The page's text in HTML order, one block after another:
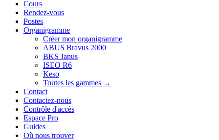
Cours
Rendez-vous
Postes
Organigramme
Créer mon organigramme
ABUS Bravus 2000
BKS Janus
ISEO R6
Keso
Toutes les gammes →
Contact
Contactez-nous
Contrôle d'accès
Espace Pro
Guides
Où nous trouver